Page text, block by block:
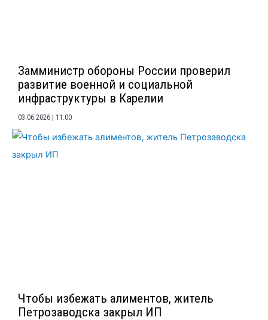
Замминистр обороны России проверил
развитие военной и социальной
инфраструктуры в Карелии
03.06.2026 11:00
Чтобы избежать алиментов, житель
Петрозаводска закрыл ИП